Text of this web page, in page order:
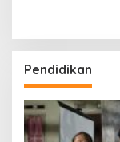
Pendidikan